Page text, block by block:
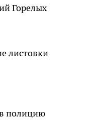
Горелых
листовки
полицию